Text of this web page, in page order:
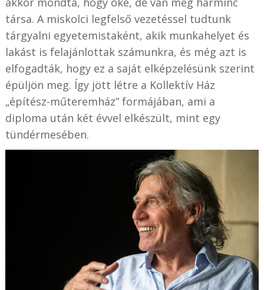
társa. A miskolci legfelső vezetéssel tudtunk
tárgyalni egyetemistaként, akik munkahelyet és
lakást is felajánlottak számunkra, és még azt is
elfogadták, hogy ez a saját elképzelésünk szerint
épüljön meg. Így jött létre a Kollektív Ház
„építész-műteremház” formájában, ami a
diploma után két évvel elkészült, mint egy
tündérmesében.